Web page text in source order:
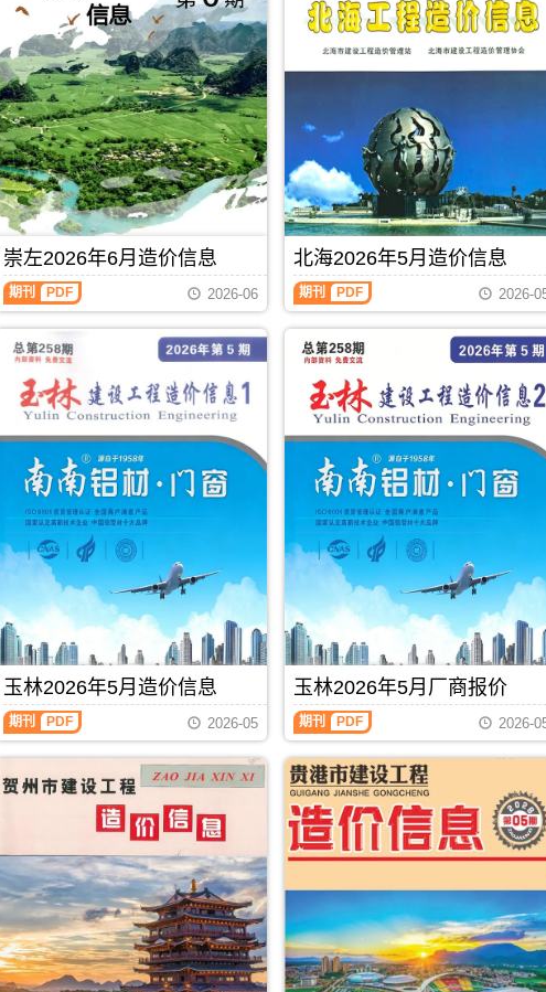
PDF，
属
于
北
海
市
工
程
合
同
材
料
核
定
价，
用
于
程
析
清
包
区：
宜
州
区、
罗
城
县、
环
江
县、
都
县、
化
县、
峨
县、
兰
县、
巴
马
县、
凤
山
县.，
用
于
河
池
工
程
资
算
编
制
信
（来
宾
建
设
工
程
造
价
信
息）
刊，
由
来
宾
市
建
价
用
于
宾
工
程
施
工
图
预
算
编
制，
属
宾
市
工
程
材
料
指
导
港
工
造
价
信
息）
期
刊，
由
贵
港
市
建
设
价
贵
港
息
价
包
含
区
域：
贵
港
市、
桂
平
市、
南
贵
市
造
价
信
崇左2026年6月造价信息
崇
左
信
（崇
工
程
价
信
息）
期
刊，
由
崇
左
市
设
信
息
发
布，
用
期刊 PDF 2026-06
北海2026年5月造价信息
北
海
年
信
（北
造
价
息）
期
刊，
由
北
海
市
建
设
工
程
造
价
信
息
布，
用
于
北
期刊 PDF 2026-
玉林2026年5月造价信息
期刊 PDF 2026-05
玉林2026年5月厂商报价
玉
林
年
5
月
厂
商
报
林
建
材
厂
期刊 PDF 2026-